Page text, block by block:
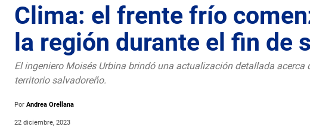
Clima: el frente frío
la región durante el fin de
El ingeniero Moisés Urbina brindó una actualización detallada
territorio salvadoreño.
Por Andrea Orellana
22 diciembre, 2023